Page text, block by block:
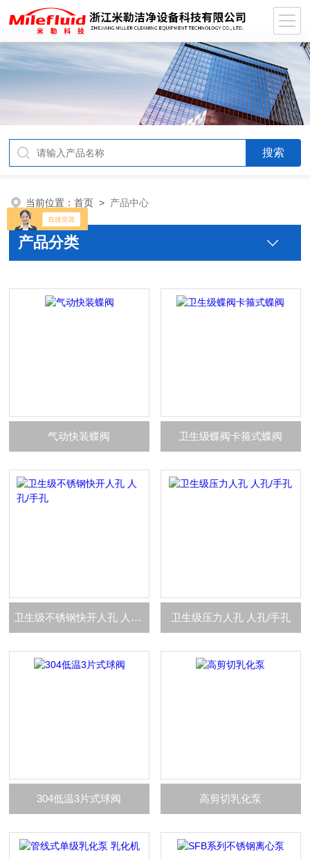
当前位置：首页 > 产品中心
产品分类
气动快装蝶阀 卫生级蝶阀卡箍式蝶阀
卫生级不锈钢快开人孔 人孔/手孔 卫生级压力人孔 人孔/手孔
304低温3片式球阀 高剪切乳化泵